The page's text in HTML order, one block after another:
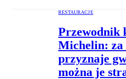
RESTAURACJE
Przewodnik
Michelin: za
przyznaje
można je